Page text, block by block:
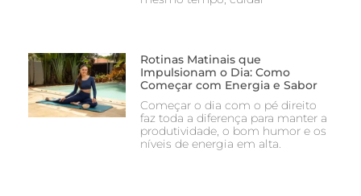
Rotinas Matinais que
Impulsionam o Dia: Como
Começar com Energia e Sabor
Começar o dia com o pé direito
faz toda a diferença para manter a
produtividade, o bom humor e os
níveis de energia em alta.